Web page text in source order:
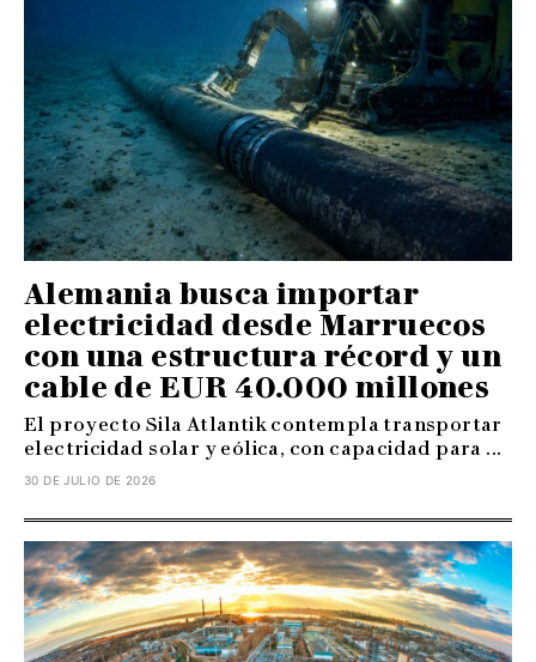
Alemania busca importar
electricidad desde Marruecos
con una estructura récord y un
cable de EUR 40.000 millones
El proyecto Sila Atlantik contempla transportar
electricidad solar y eólica, con capacidad para ...
30 DE JULIO DE 2026